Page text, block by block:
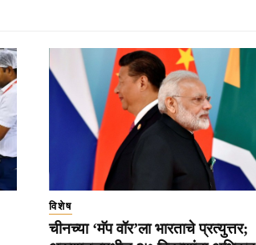
विशेष
चीनच्या ‘मॅप वॉर’ला भारताचे प्रत्युत्तर;